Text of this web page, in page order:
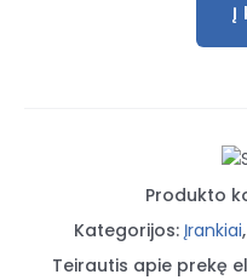
kiekis:
210mm
Į
Produkto
Kategorijos: Įrankiai,
Teirautis apie prekę